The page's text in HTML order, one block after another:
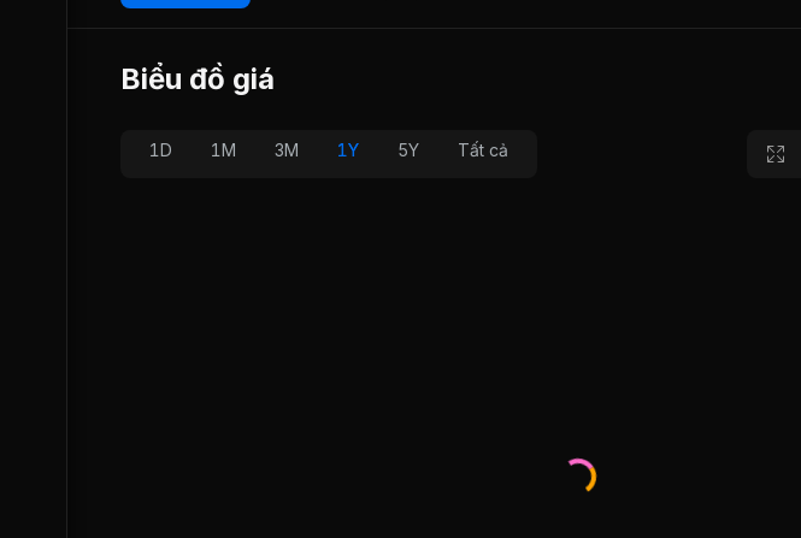
có chiều cao 27 tầng; Trường đào tạo nghề Việt Hàn tại Đảo Phú
Quốc, Khách sạn 5 sao DIC Star tại Khu đô thị mới Nam Vĩnh
cao 30 tầng... Ngày 19/07/2016, DC1 chính thức giao dịch trên thị
trường UPCOM.
Biểu đồ giá
1D 1M 3M 1Y 5Y Tất cả